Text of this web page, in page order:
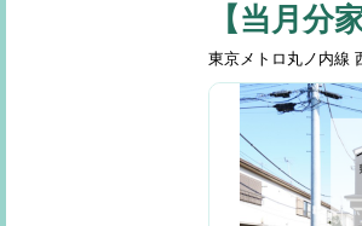
【当月分
東京メトロ丸ノ内線